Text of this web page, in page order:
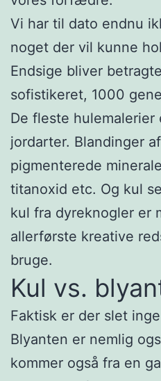
Vi har til dato endnu
noget der vil kunne
Endsige bliver
sofistikeret, 1000
De fleste
jordarter. Blandinger
pigmenterede
titanoxid etc. Og kul
kul fra dyreknogler er
allerførste kreative
bruge.
Kul vs.
Faktisk er der slet
Blyanten er nemlig
kommer også fra en